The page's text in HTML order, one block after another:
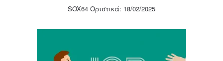
SOX64 Οριστικά: 18/02/2025